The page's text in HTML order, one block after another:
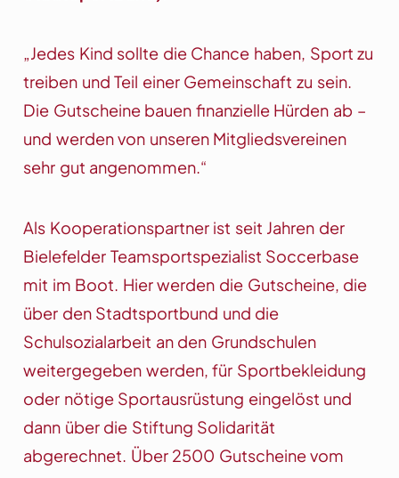
„Jedes Kind sollte die Chance haben, Sport zu
treiben und Teil einer Gemeinschaft zu sein.
Die Gutscheine bauen finanzielle Hürden ab –
und werden von unseren Mitgliedsvereinen
sehr gut angenommen.“
Als Kooperationspartner ist seit Jahren der
Bielefelder Teamsportspezialist Soccerbase
mit im Boot. Hier werden die Gutscheine, die
über den Stadtsportbund und die
Schulsozialarbeit an den Grundschulen
weitergegeben werden, für Sportbekleidung
oder nötige Sportausrüstung eingelöst und
dann über die Stiftung Solidarität
abgerechnet. Über 2500 Gutscheine vom